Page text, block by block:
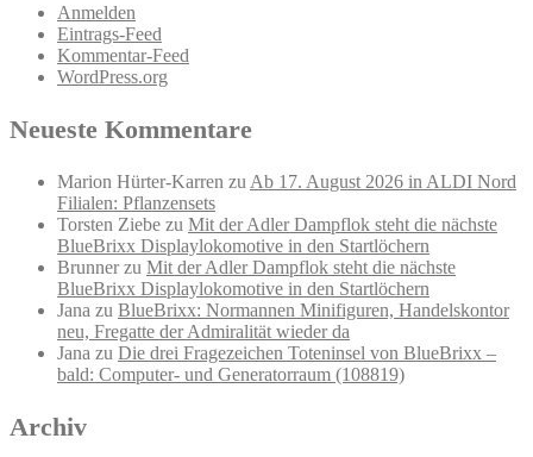
Anmelden
Eintrags-Feed
Kommentar-Feed
WordPress.org
Neueste Kommentare
Marion Hürter-Karren zu Ab 17. August 2026 in ALDI Nord
Filialen: Pflanzensets
Torsten Ziebe zu Mit der Adler Dampflok steht die nächste
BlueBrixx Displaylokomotive in den Startlöchern
Brunnerzu Mit der Adler Dampflok steht die nächste
BlueBrixx Displaylokomotive in den Startlöchern
Jana zu BlueBrixx: Normannen Minifiguren, Handelskontor
neu, Fregatte der Admiralität wieder da
Jana zu Die drei Fragezeichen Toteninsel von BlueBrixx –
bald: Computer- und Generatorraum (108819)
Archiv